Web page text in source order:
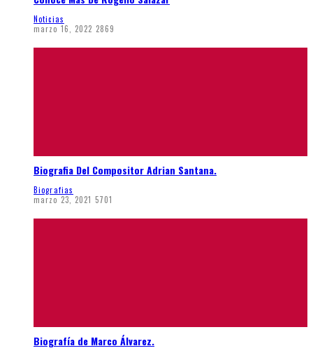
Noticias
marzo 16, 2022 2869
Biografia Del Compositor Adrian Santana.
Biografias
marzo 23, 2021 5701
Biografía de Marco Álvarez.